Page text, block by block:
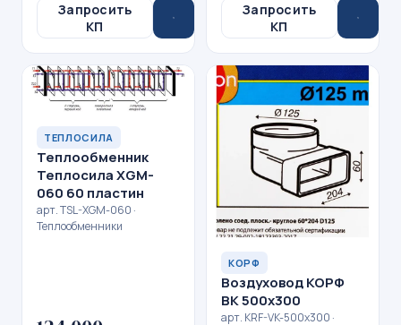
Запросить
КП
Запросить
КП
ТЕПЛОСИЛА
Теплообменник
Теплосила XGM-
060 60 пластин
арт. TSL-XGM-060 ·
Теплообменники
КОРФ
Воздуховод КОРФ
ВК 500x300
арт. KRF-VK-500x300 ·